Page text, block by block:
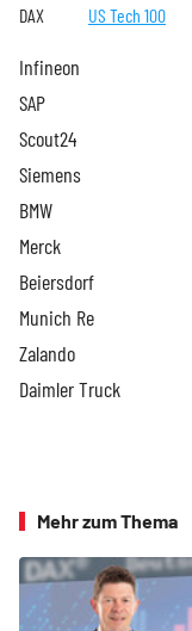
DAX US Tech 100
Infineon
SAP
Scout24
Siemens
BMW
Merck
Beiersdorf
Munich Re
Zalando
Daimler Truck
Mehr zum Thema